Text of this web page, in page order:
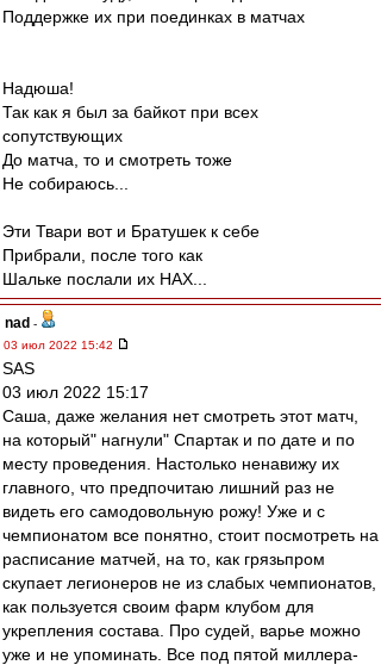
Поддержке их при поединках в матчах
Надюша!
Так как я был за байкот при всех
сопутствующих
До матча, то и смотреть тоже
Не собираюсь...
Эти Твари вот и Братушек к себе
Прибрали, после того как
Шальке послали их НАХ...
nad -
03 июл 2022 15:42
SAS
03 июл 2022 15:17
Саша, даже желания нет смотреть этот матч,
на который" нагнули" Спартак и по дате и по
месту проведения. Настолько ненавижу их
главного, что предпочитаю лишний раз не
видеть его самодовольную рожу! Уже и с
чемпионатом все понятно, стоит посмотреть на
расписание матчей, на то, как грязьпром
скупает легионеров не из слабых чемпионатов,
как пользуется своим фарм клубом для
укрепления состава. Про судей, варье можно
уже и не упоминать. Все под пятой миллера-